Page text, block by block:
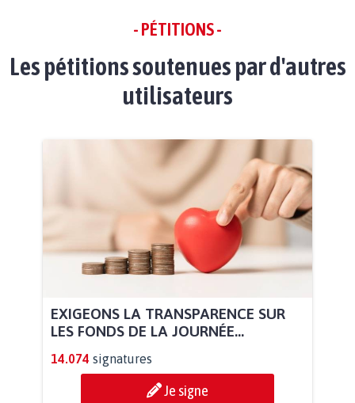
- PÉTITIONS -
Les pétitions soutenues par d'autres
utilisateurs
EXIGEONS LA TRANSPARENCE SUR
LES FONDS DE LA JOURNÉE...
14.074 signatures
Je signe